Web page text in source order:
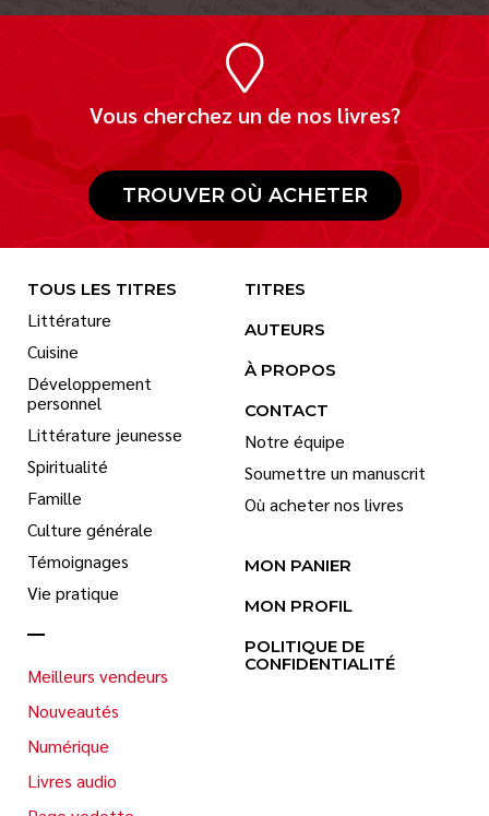
Vous cherchez un de nos livres?
TROUVER OÙ ACHETER
TOUS LES TITRES
Littérature
Cuisine
Développement
personnel
Littérature jeunesse
Spiritualité
Famille
Culture générale
Témoignages
Vie pratique
Meilleurs vendeurs
Nouveautés
Numérique
Livres audio
TITRES
AUTEURS
À PROPOS
CONTACT
Notre équipe
Soumettre un manuscrit
Où acheter nos livres
MON PANIER
MON PROFIL
POLITIQUE DE
CONFIDENTIALITÉ